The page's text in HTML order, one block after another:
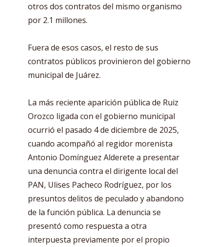
otros dos contratos del mismo organismo
por 2.1 millones.
Fuera de esos casos, el resto de sus
contratos públicos provinieron del gobierno
municipal de Juárez.
La más reciente aparición pública de Ruiz
Orozco ligada con el gobierno municipal
ocurrió el pasado 4 de diciembre de 2025,
cuando acompañó al regidor morenista
Antonio Domínguez Alderete a presentar
una denuncia contra el dirigente local del
PAN, Ulises Pacheco Rodríguez, por los
presuntos delitos de peculado y abandono
de la función pública. La denuncia se
presentó como respuesta a otra
interpuesta previamente por el propio